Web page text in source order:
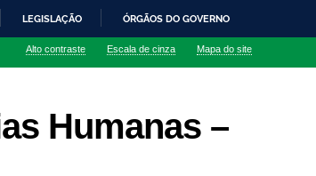
LEGISLAÇÃO ÓRGÃOS DO GOVERNO
Alto contraste Escala de cinza Mapa do site
Humanas –